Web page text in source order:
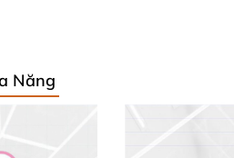
– ngâm sâu 1m trong 30 phút
84g – siêu nhẹ, dễ mang theo
Năng